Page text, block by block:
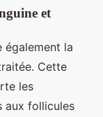
et
également la
Cette
les
aux follicules